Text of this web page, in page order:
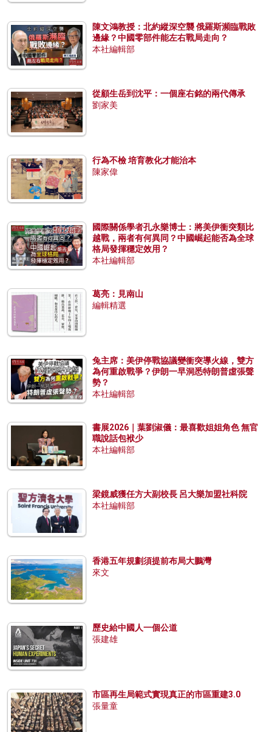
陳文鴻教授：北約縱深空襲 俄羅斯瀕臨戰敗
邊緣？中國零部件能左右戰局走向？
本社編輯部
從顧生岳到沈平：一個座右銘的兩代傳承
劉家美
行為不檢 培育教化才能治本
陳家偉
國際關係學者孔永樂博士：將美伊衝突類比
越戰，兩者有何異同？中國崛起能否為全球
格局發揮穩定效用？
本社編輯部
葛亮：見南山
編輯精選
兔主席：美伊停戰協議變衝突導火線，雙方
為何重啟戰爭？伊朗一早洞悉特朗普虛張聲
勢？
本社編輯部
書展2026｜葉劉淑儀：最喜歡姐姐角色 無官
職說話包袱少
本社編輯部
梁鏡威獲任方大副校長 呂大樂加盟社科院
本社編輯部
香港五年規劃須提前布局大鵬灣
來文
歷史給中國人一個公道
張建雄
市區再生局範式實現真正的市區重建3.0
張量童